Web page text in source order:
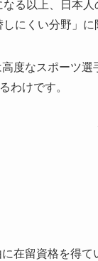
る以上、日本
にくい分野」
度なスポーツ選
わけです。
在留資格を得